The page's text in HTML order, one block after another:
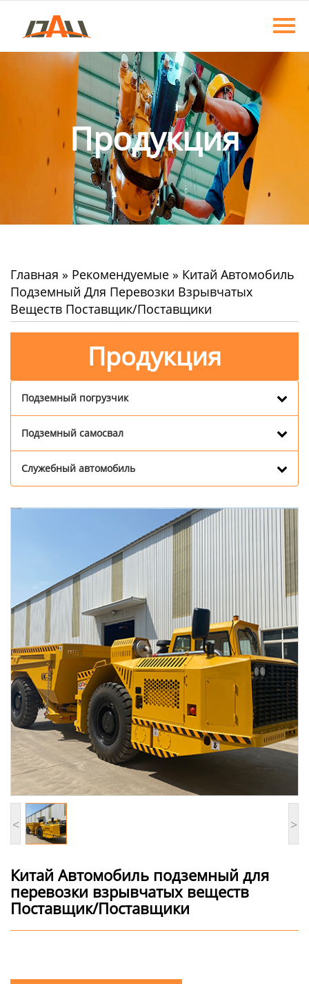
Главная
Продукция
Контакты Продукция
Главная » Рекомендуемые » Китай Автомобиль
Подземный Для Перевозки Взрывчатых
Веществ Поставщик/Поставщики
Продукция
Подземный погрузчик
Подземный самосвал
Служебный автомобиль
< >
Китай Автомобиль подземный для
перевозки взрывчатых веществ
Поставщик/Поставщики